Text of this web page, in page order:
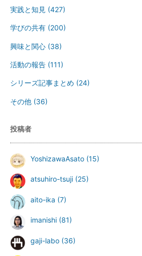
実践と知見 (427)
学びの共有 (200)
興味と関心 (38)
活動の報告 (111)
シリーズ記事まとめ (24)
その他 (36)
投稿者
YoshizawaAsato (15)
atsuhiro-tsuji (25)
aito-ika (7)
imanishi (81)
gaji-labo (36)